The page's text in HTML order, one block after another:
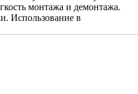
монтажа и демонтажа.
Использование в